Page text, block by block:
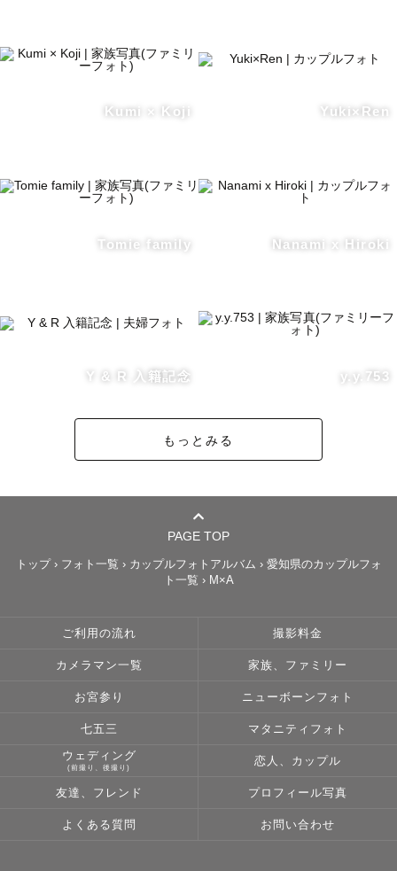
Kumi × Koji Yuki×Ren
Tomie family Nanami x Hiroki
Y & R 入籍記念 y.y.753
もっとみる
PAGE TOP
トップ› フォト一覧 › カップルフォトアルバム › 愛知県のカップルフォ
ト一覧 › M×A
ご利用の流れ 撮影料金
カメラマン一覧 家族、ファミリー
お宮参り ニューボーンフォト
七五三 マタニティフォト
ウェディング
(前撮り、後撮り)
恋人、カップル
友達、フレンド プロフィール写真
よくある質問 お問い合わせ